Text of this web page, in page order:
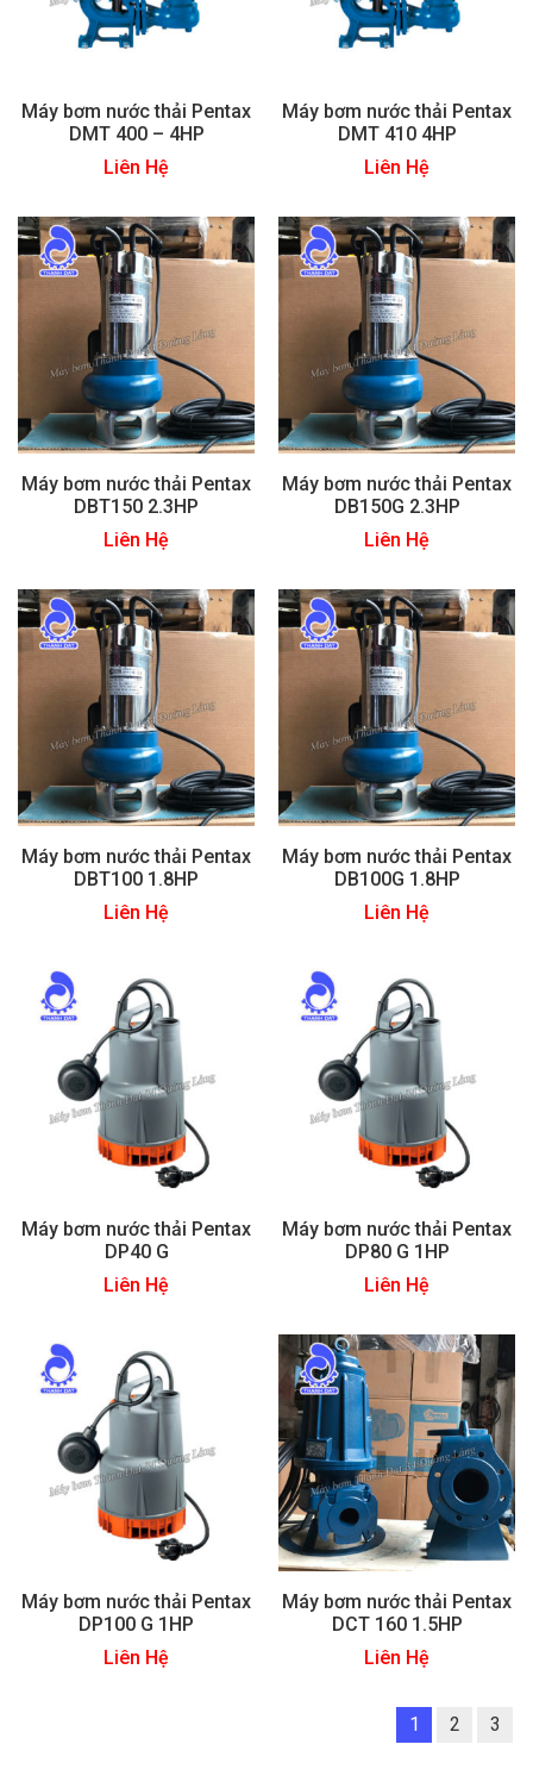
Máy bơm nước thải Pentax
DMT 400 – 4HP
Liên Hệ
Máy bơm nước thải Pentax
DMT 410 4HP
Liên Hệ
Máy bơm nước thải Pentax
DBT150 2.3HP
Liên Hệ
Máy bơm nước thải Pentax
DB150G 2.3HP
Liên Hệ
Máy bơm nước thải Pentax
DBT100 1.8HP
Liên Hệ
Máy bơm nước thải Pentax
DB100G 1.8HP
Liên Hệ
Máy bơm nước thải Pentax
DP40 G
Liên Hệ
Máy bơm nước thải Pentax
DP80 G 1HP
Liên Hệ
Máy bơm nước thải Pentax
DP100 G 1HP
Liên Hệ
Máy bơm nước thải Pentax
DCT 160 1.5HP
Liên Hệ
1 2 3